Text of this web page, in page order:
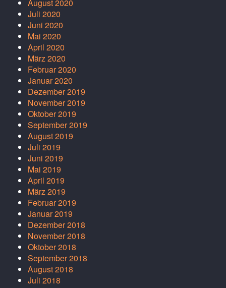
August 2020
Juli 2020
Juni 2020
Mai 2020
April 2020
März 2020
Februar 2020
Januar 2020
Dezember 2019
November 2019
Oktober 2019
September 2019
August 2019
Juli 2019
Juni 2019
Mai 2019
April 2019
März 2019
Februar 2019
Januar 2019
Dezember 2018
November 2018
Oktober 2018
September 2018
August 2018
Juli 2018